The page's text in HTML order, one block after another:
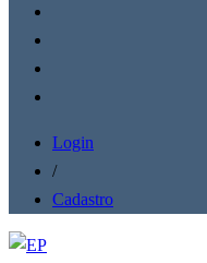
Login
/
Cadastro